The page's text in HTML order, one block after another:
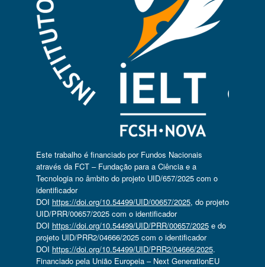
Este trabalho é financiado por Fundos Nacionais
através da FCT – Fundação para a Ciência e a
Tecnologia no âmbito do projeto UID/657/2025 com o
identificador
DOI https://doi.org/10.54499/UID/00657/2025, do projeto
UID/PRR/00657/2025 com o identificador
DOI https://doi.org/10.54499/UID/PRR/00657/2025e do
projeto UID/PRR2/04666/2025 com o identificador
DOI https://doi.org/10.54499/UID/PRR2/04666/2025.
Financiado pela União Europeia – Next GenerationEU